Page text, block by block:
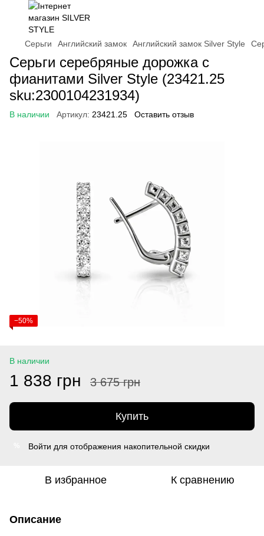
Серьги Английский замок Английский замок Silver Style
Серьги серебряные дорожка с
фианитами Silver Style (23421.25
sku:2300104231934)
В наличии Артикул: 23421.25 Оставить отзыв
−50%
В наличии
1 838 грн 3 675 грн
Купить
Войти для отображения накопительной скидки
В избранное К сравнению
Описание